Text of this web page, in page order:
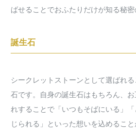
ばせることでおふたりだけが知る秘密
誕生石
シークレットストーンとして選ばれ
石です。自身の誕生石はもちろん、
れすることで「いつもそばにいる」
じられる」といった想いを込めること